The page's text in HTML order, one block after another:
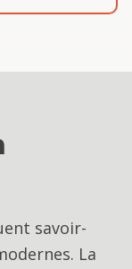
savoir-
La